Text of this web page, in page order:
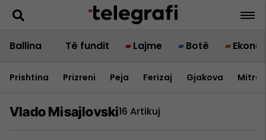
Ballina Të fundit Lajme Botë
Prishtina Prizreni Peja Ferizaj Gjakova
Vlado Misajlovski16 Artikuj